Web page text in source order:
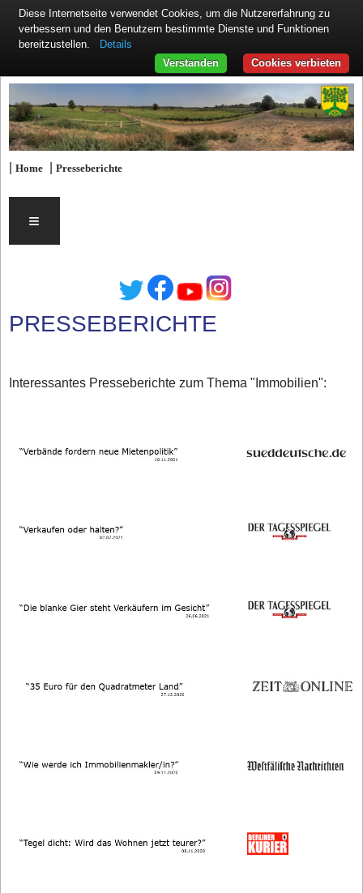
|Home |Presseberichte
≡
PRESSEBERICHTE
Interessantes Presseberichte zum Thema "Immobilien":
Diese Internetseite verwendet Cookies, um die Nutzererfahrung zu
verbessern und den Benutzern bestimmte Dienste und Funktionen
bereitzustellen.
Details
Cookies verbieten
Verstanden